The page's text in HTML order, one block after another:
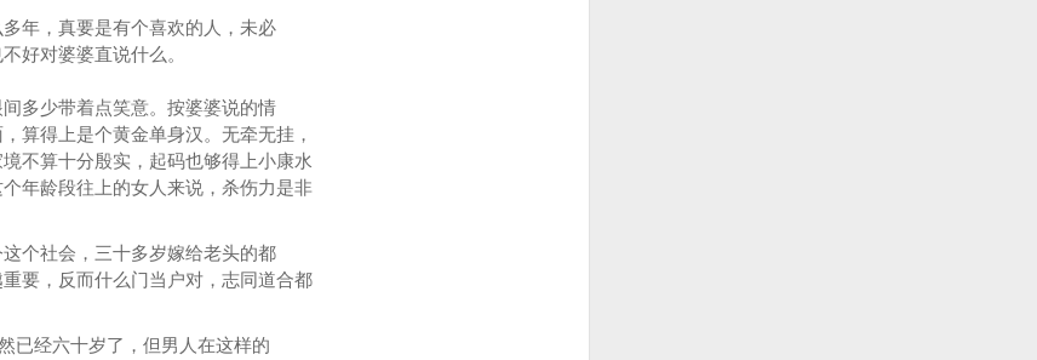
年，真要是有个喜欢的人，未必
好对婆婆直说什么。
多少带着点笑意。按婆婆说的情
算得上是个黄金单身汉。无牵无挂，
不算十分殷实，起码也够得上小康水
年龄段往上的女人来说，杀伤力是非
个社会，三十多岁嫁给老头的都
要，反而什么门当户对，志同道合都
已经六十岁了，但男人在这样的